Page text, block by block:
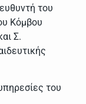
του
Κόμβου
Σ.
του